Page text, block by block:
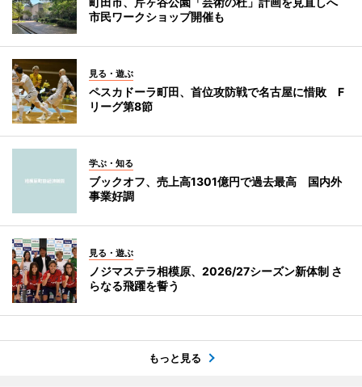
市民ワークショップ開催も
見る・遊ぶ
ペスカドーラ町田、首位攻防戦で名古屋に惜敗 F
リーグ第8節
学ぶ・知る
ブックオフ、売上高1301億円で過去最高 国内外
事業好調
見る・遊ぶ
ノジマステラ相模原、2026/27シーズン新体制 さ
らなる飛躍を誓う
もっと見る